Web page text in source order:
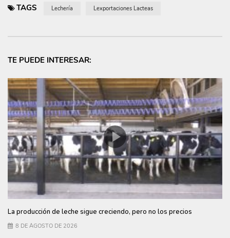
TAGS Lechería Lexportaciones Lacteas
TE PUEDE INTERESAR:
La producción de leche sigue creciendo, pero no los precios
8 DE AGOSTO DE 2026